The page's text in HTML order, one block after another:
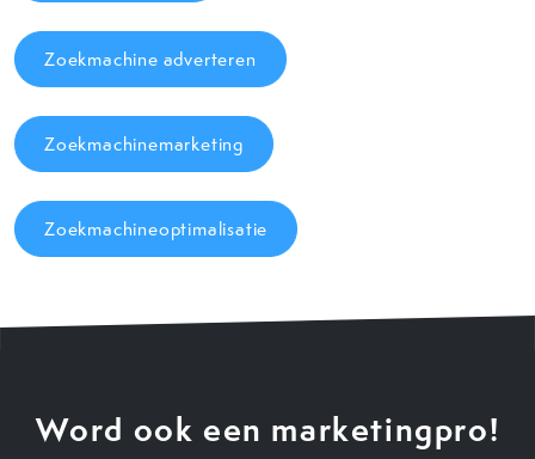
Zoekmachine adverteren
Zoekmachinemarketing
Zoekmachineoptimalisatie
Word ook een marketingpro!